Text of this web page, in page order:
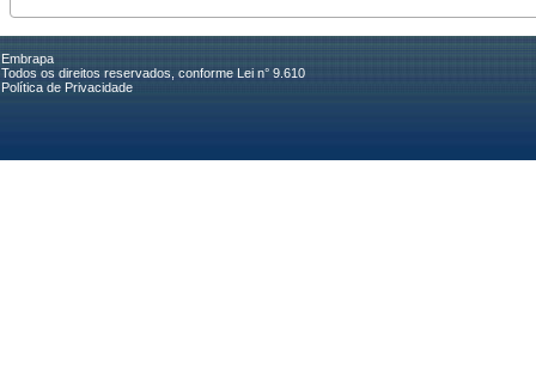
Embrapa
Todos os direitos reservados, conforme Lei n° 9.610
Política de Privacidade